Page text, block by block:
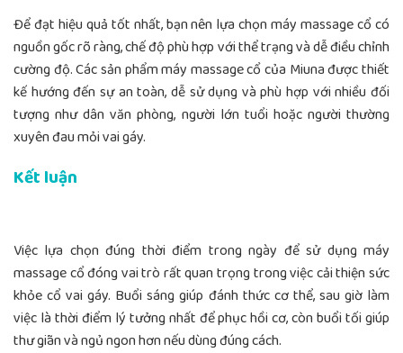
Để đạt hiệu quả tốt nhất, bạn nên lựa chọn máy massage cổ có
nguồn gốc rõ ràng, chế độ phù hợp với thể trạng và dễ điều chỉnh
cường độ. Các sản phẩm máy massage cổ của Miuna được thiết
kế hướng đến sự an toàn, dễ sử dụng và phù hợp với nhiều đối
tượng như dân văn phòng, người lớn tuổi hoặc người thường
xuyên đau mỏi vai gáy.
Kết luận
Việc lựa chọn đúng thời điểm trong ngày để sử dụng máy
massage cổ đóng vai trò rất quan trọng trong việc cải thiện sức
khỏe cổ vai gáy. Buổi sáng giúp đánh thức cơ thể, sau giờ làm
việc là thời điểm lý tưởng nhất để phục hồi cơ, còn buổi tối giúp
thư giãn và ngủ ngon hơn nếu dùng đúng cách.